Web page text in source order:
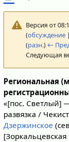
Версия от
(обсуждение|
(разн.) ←
Следующая
Региональная
«[пос. Светлый]
развязка /
Дзержинское
[Зоркальцевская